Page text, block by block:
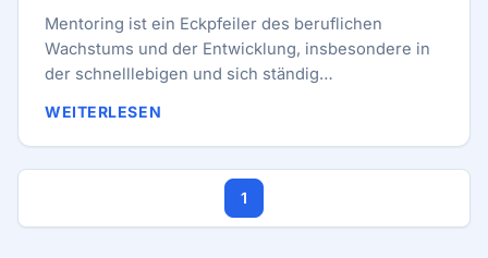
Mentoring ist ein Eckpfeiler des beruflichen
Wachstums und der Entwicklung, insbesondere in
der schnelllebigen und sich ständig
ein erfahrener Profi sind oder gerade erst am
Anfang Ihrer Karriere stehen, eine Mentor-Mentee-
Beziehung kann unschätzbare Einblicke,
Unterstützung und Möglichkeiten für den
persönlichen und beruflichen Fortschritt bieten.
WEITERLESEN
1